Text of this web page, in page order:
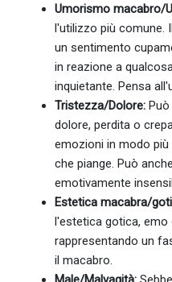
Umorismo macabro/
l'utilizzo più comune.
un sentimento
in reazione a
inquietante. Pensa
Tristezza/Dolore:
dolore, perdita o
emozioni in modo
che piange. Può
emotivamente
Estetica macabra/
l'estetica gotica, emo
rappresentando un
il macabro.